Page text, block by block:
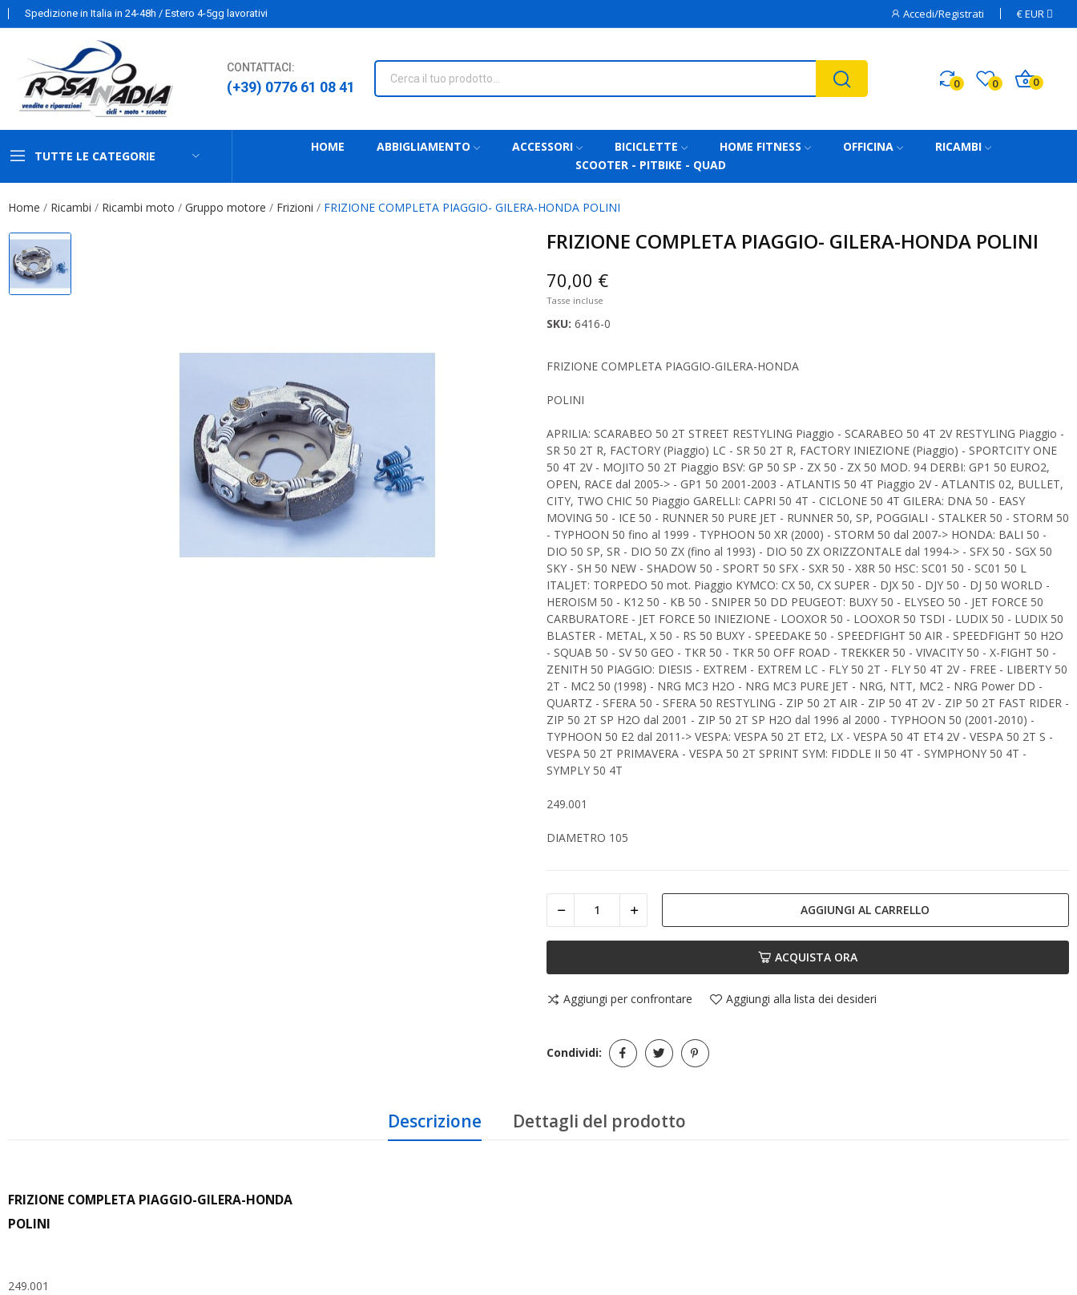
Spedizione in Italia in 24-48h / Estero 4-5gg lavorativi Accedi/Registrati €EUR
CONTATTACI:
(+39) 0776 61 08 41 0 0 0
TUTTE LE CATEGORIE
HOME ABBIGLIAMENTO ACCESSORI BICICLETTE HOME FITNESS OFFICINA
RICAMBI
SCOOTER - PITBIKE - QUAD
Home Ricambi Ricambi moto Gruppo motore Frizioni FRIZIONE COMPLETA PIAGGIO- GILERA-HONDA POLINI
FRIZIONE COMPLETA PIAGGIO- GILERA-HONDA POLINI
70,00 €
Tasse incluse
SKU: 6416-0
FRIZIONE COMPLETA PIAGGIO-GILERA-HONDA
POLINI
APRILIA: SCARABEO 50 2T STREET RESTYLING Piaggio - SCARABEO 50 4T 2V RESTYLING Piaggio -
SR 50 2T R, FACTORY (Piaggio) LC - SR 50 2T R, FACTORY INIEZIONE (Piaggio) - SPORTCITY ONE
50 4T 2V - MOJITO 50 2T Piaggio BSV: GP 50 SP - ZX 50 - ZX 50 MOD. 94 DERBI: GP1 50 EURO2,
OPEN, RACE dal 2005-> - GP1 50 2001-2003 - ATLANTIS 50 4T Piaggio 2V - ATLANTIS 02, BULLET,
CITY, TWO CHIC 50 Piaggio GARELLI: CAPRI 50 4T - CICLONE 50 4T GILERA: DNA 50 - EASY
MOVING 50 - ICE 50 - RUNNER 50 PURE JET - RUNNER 50, SP, POGGIALI - STALKER 50 - STORM 50
- TYPHOON 50 fino al 1999 - TYPHOON 50 XR (2000) - STORM 50 dal 2007-> HONDA: BALI 50 -
DIO 50 SP, SR - DIO 50 ZX (fino al 1993) - DIO 50 ZX ORIZZONTALE dal 1994-> - SFX 50 - SGX 50
SKY - SH 50 NEW - SHADOW 50 - SPORT 50 SFX - SXR 50 - X8R 50 HSC: SC01 50 - SC01 50 L
ITALJET: TORPEDO 50 mot. Piaggio KYMCO: CX 50, CX SUPER - DJX 50 - DJY 50 - DJ 50 WORLD -
HEROISM 50 - K12 50 - KB 50 - SNIPER 50 DD PEUGEOT: BUXY 50 - ELYSEO 50 - JET FORCE 50
CARBURATORE - JET FORCE 50 INIEZIONE - LOOXOR 50 - LOOXOR 50 TSDI - LUDIX 50 - LUDIX 50
BLASTER - METAL, X 50 - RS 50 BUXY - SPEEDAKE 50 - SPEEDFIGHT 50 AIR - SPEEDFIGHT 50 H2O
- SQUAB 50 - SV 50 GEO - TKR 50 - TKR 50 OFF ROAD - TREKKER 50 - VIVACITY 50 - X-FIGHT 50 -
ZENITH 50 PIAGGIO: DIESIS - EXTREM - EXTREM LC - FLY 50 2T - FLY 50 4T 2V - FREE - LIBERTY 50
2T - MC2 50 (1998) - NRG MC3 H2O - NRG MC3 PURE JET - NRG, NTT, MC2 - NRG Power DD -
QUARTZ - SFERA 50 - SFERA 50 RESTYLING - ZIP 50 2T AIR - ZIP 50 4T 2V - ZIP 50 2T FAST RIDER -
ZIP 50 2T SP H2O dal 2001 - ZIP 50 2T SP H2O dal 1996 al 2000 - TYPHOON 50 (2001-2010) -
TYPHOON 50 E2 dal 2011-> VESPA: VESPA 50 2T ET2, LX - VESPA 50 4T ET4 2V - VESPA 50 2T S -
VESPA 50 2T PRIMAVERA - VESPA 50 2T SPRINT SYM: FIDDLE II 50 4T - SYMPHONY 50 4T -
SYMPLY 50 4T
249.001
DIAMETRO 105
AGGIUNGI AL CARRELLO
ACQUISTA ORA
Aggiungi per confrontare Aggiungi alla lista dei desideri
Condividi:
Descrizione Dettagli del prodotto
FRIZIONE COMPLETA PIAGGIO-GILERA-HONDA
POLINI
249.001